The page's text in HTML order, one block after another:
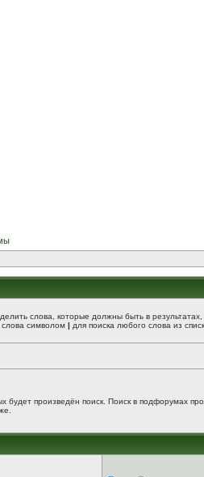
слова, которые должны быть в результатах,
символом | для поиска любого слова из
произведён поиск. Поиск в подфорумах